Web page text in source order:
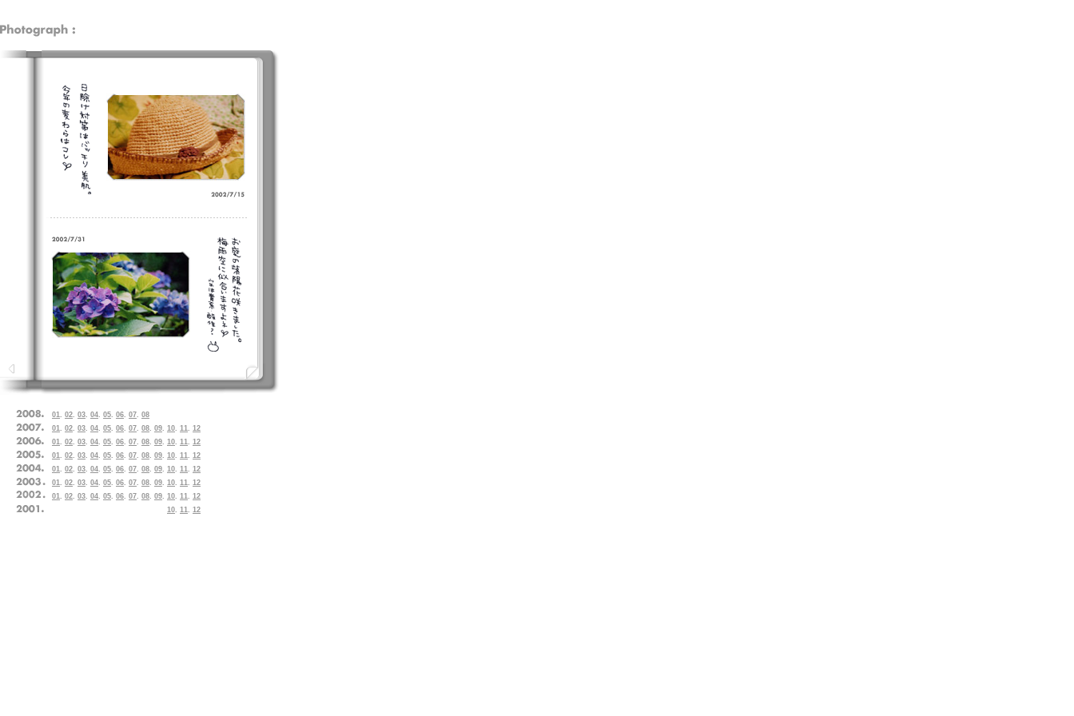
01. 02. 03. 04. 05. 06. 07. 08
01. 02. 03. 04. 05. 06. 07. 08. 09. 10. 11. 12
01. 02. 03. 04. 05. 06. 07. 08. 09. 10. 11. 12
01. 02. 03. 04. 05. 06. 07. 08. 09. 10. 11. 12
01. 02. 03. 04. 05. 06. 07. 08. 09. 10. 11. 12
01. 02. 03. 04. 05. 06. 07. 08. 09. 10. 11. 12
01. 02. 03. 04. 05. 06. 07. 08. 09. 10. 11. 12
10. 11. 12